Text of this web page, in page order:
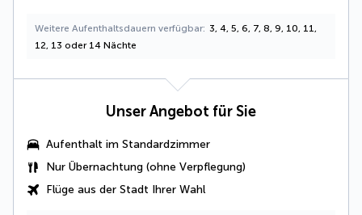
Weitere Aufenthaltsdauern verfügbar 3, 4, 5, 6, 7, 8, 9, 10, 11,
12, 13 oder 14 Nächte
Unser Angebot für Sie
Aufenthalt im Standardzimmer
Nur Übernachtung (ohne Verpflegung)
Flüge aus der Stadt Ihrer Wahl